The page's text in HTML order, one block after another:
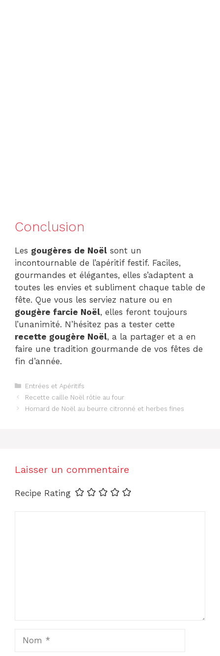
Conclusion
Les gougères de Noël sont un
incontournable de l’apéritif festif. Faciles,
gourmandes et élégantes, elles s’adaptent a
toutes les envies et subliment chaque table de
fête. Que vous les serviez nature ou en
gougère farcie Noël, elles feront toujours
l’unanimité. N’hésitez pas a tester cette
recette gougère Noël, a la partager et a en
faire une tradition gourmande de vos fêtes de
fin d’année.
Catégories
Entrées et Apéritifs
Recette caille Noël rôtie au four
Homard de Noël au beurre citronné et herbes fines
Laisser un commentaire
Recipe Rating